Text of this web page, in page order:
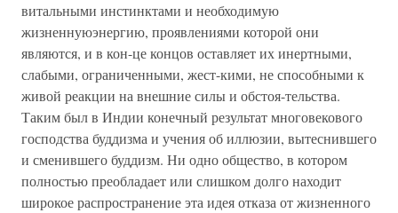
витальными инстинктами и необходимую
жизненнуюэнергию, проявлениями которой они
являются, и в кон-це концов оставляет их инертными,
слабыми, ограниченными, жест-кими, не способными к
живой реакции на внешние силы и обстоя-тельства.
Таким был в Индии конечный результат многовекового
господства буддизма и учения об иллюзии, вытеснившего
и сменившего буддизм. Ни одно общество, в котором
полностью преобладает или слишком долго находит
широкое распространение эта идея отказа от жизненного